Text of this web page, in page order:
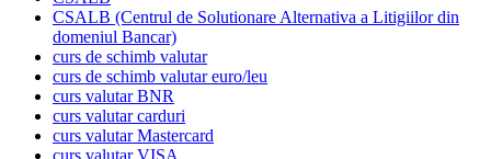
CSALB (Centrul de Solutionare Alternativa a Litigiilor din
domeniul Bancar)
curs de schimb valutar
curs de schimb valutar euro/leu
curs valutar BNR
curs valutar carduri
curs valutar Mastercard
curs valutar VISA